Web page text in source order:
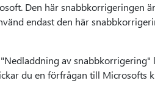
Den här snabbkorrigeringen
endast den här
av snabbkorrigering"
du en förfrågan till Microsofts